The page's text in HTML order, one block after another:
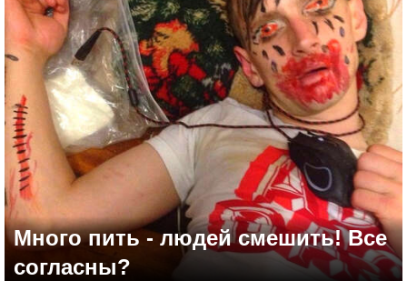
+81
Много пить - людей смешить! Все
согласны?